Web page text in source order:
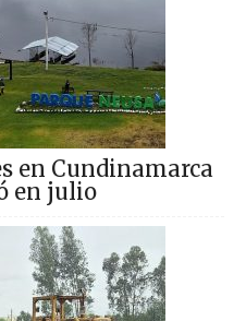
en Cundinamarca
en julio